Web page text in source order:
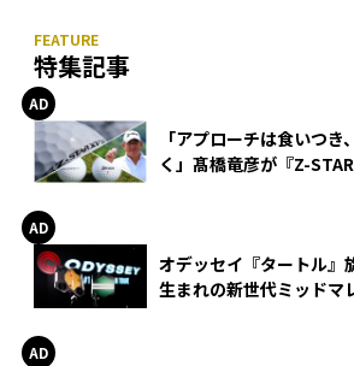
特集記事
「アプローチは食いつ
く」髙橋竜彦が『Z-
オデッセイ『タートル』
生まれの新世代ミッドマ